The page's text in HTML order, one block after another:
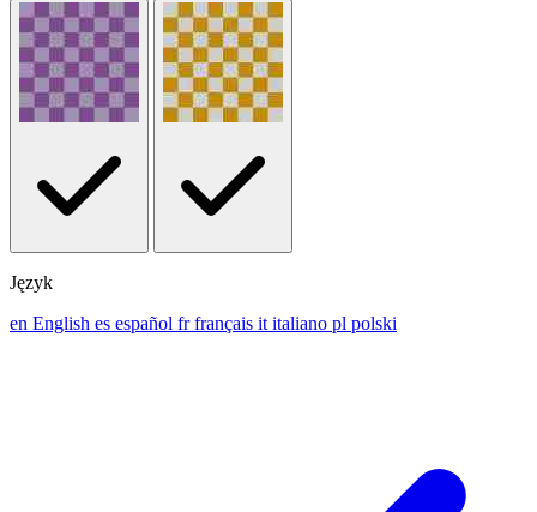
Język
en English es español fr français it italiano pl polski